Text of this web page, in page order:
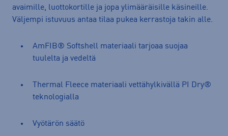
avaimille, luottokortille ja jopa ylimääräisille käsineille.
Väljempi istuvuus antaa tilaa pukea kerrastoja takin alle.
AmFIB® Softshell materiaali tarjoaa suojaa
tuulelta ja vedeltä
Thermal Fleece materiaali vettähylkivällä PI Dry®
teknologialla
Vyötärön säätö